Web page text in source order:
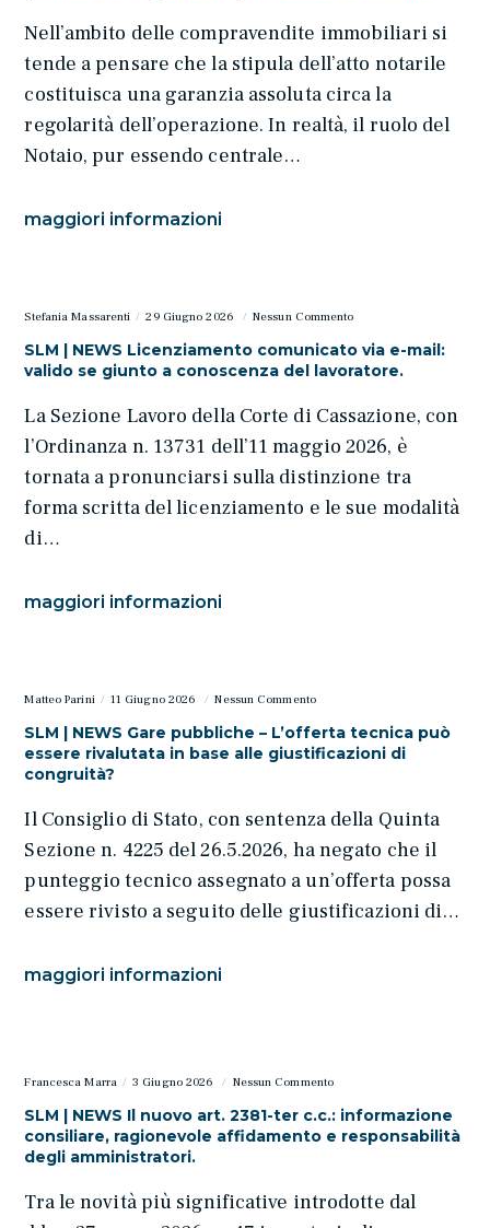
Nell’ambito delle compravendite immobiliari si
tende a pensare che la stipula dell’atto notarile
costituisca una garanzia assoluta circa la
regolarità dell’operazione. In realtà, il ruolo del
Notaio, pur essendo centrale…
maggiori informazioni
Stefania Massarenti 29 Giugno 2026 Nessun Commento
SLM | NEWS Licenziamento comunicato via e-mail:
valido se giunto a conoscenza del lavoratore.
La Sezione Lavoro della Corte di Cassazione, con
l’Ordinanza n. 13731 dell’11 maggio 2026, è
tornata a pronunciarsi sulla distinzione tra
forma scritta del licenziamento e le sue modalità
di…
maggiori informazioni
Matteo Parini 11 Giugno 2026 Nessun Commento
SLM | NEWS Gare pubbliche – L’offerta tecnica può
essere rivalutata in base alle giustificazioni di
congruità?
Il Consiglio di Stato, con sentenza della Quinta
Sezione n. 4225 del 26.5.2026, ha negato che il
punteggio tecnico assegnato a un’offerta possa
essere rivisto a seguito delle giustificazioni di…
maggiori informazioni
Francesca Marra 3 Giugno 2026 Nessun Commento
SLM | NEWS Il nuovo art. 2381-ter c.c.: informazione
consiliare, ragionevole affidamento e responsabilità
degli amministratori.
Tra le novità più significative introdotte dal